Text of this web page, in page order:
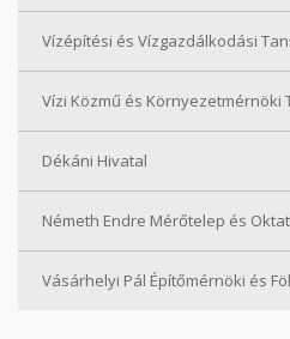
Vízépítési és Vízgazdálkodási
Vízi Közmű és Környezetmérnöki
Dékáni Hivatal
Németh Endre Mérőtelep és
Vásárhelyi Pál Építőmérnöki és